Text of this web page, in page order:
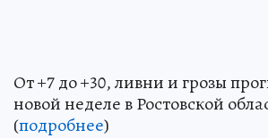
От +7 до +30, ливни и грозы
новой неделе в Ростовской
(подробнее)